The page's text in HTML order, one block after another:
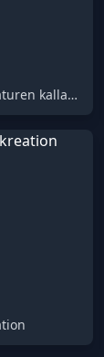
Ett frostigt dilemma: När naturen kallar i kylan